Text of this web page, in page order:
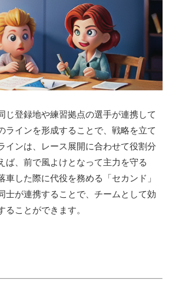
じ登録地や練習拠点の選手が連携して
ラインを形成することで、戦略を立て
インは、レース展開に合わせて役割分
ば、前で風よけとなって主力を守る
車した際に代役を務める「セカンド」
士が連携することで、チームとして効
ことができます。